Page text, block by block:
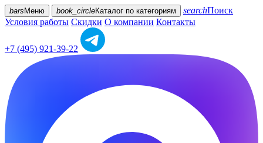
bars Меню book_circleКаталог по категориям searchПоиск
Условия работы Скидки О компании Контакты
+7 (495) 921-39-22